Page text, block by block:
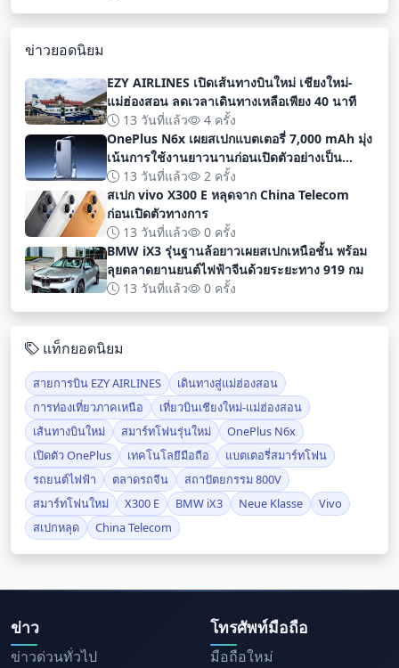
ข่าวยอดนิยม
EZY AIRLINES เปิดเส้นทางบินใหม่ เชียงใหม่-
แม่ฮ่องสอน ลดเวลาเดินทางเหลือเพียง 40 นาที
13 วันที่แล้ว
4 ครั้ง
OnePlus N6x เผยสเปกแบตเตอรี่ 7,000 mAh มุ่ง
เน้นการใช้งานยาวนานก่อนเปิดตัวอย่างเป็น
ทางการ
13 วันที่แล้ว
2 ครั้ง
สเปก vivo X300 E หลุดจาก China Telecom
ก่อนเปิดตัวทางการ
13 วันที่แล้ว
0 ครั้ง
BMW iX3 รุ่นฐานล้อยาวเผยสเปกเหนือชั้น พร้อม
ลุยตลาดยานยนต์ไฟฟ้าจีนด้วยระยะทาง 919 กม
13 วันที่แล้ว
0 ครั้ง
แท็กยอดนิยม
สายการบิน EZY AIRLINES
เดินทางสู่แม่ฮ่องสอน
การท่องเที่ยวภาคเหนือ
เที่ยวบินเชียงใหม่-แม่ฮ่องสอน
เส้นทางบินใหม่
สมาร์ทโฟนรุ่นใหม่
OnePlus N6x
เปิดตัว OnePlus
เทคโนโลยีมือถือ
แบตเตอรี่สมาร์ทโฟน
รถยนต์ไฟฟ้า
ตลาดรถจีน
สถาปัตยกรรม 800V
สมาร์ทโฟนใหม่
X300 E BMW iX3 Neue Klasse
Vivo
สเปกหลุด
China Telecom
ข่าว
ข่าวด่วนทั่วไป
โทรศัพท์มือถือ
มือถือใหม่